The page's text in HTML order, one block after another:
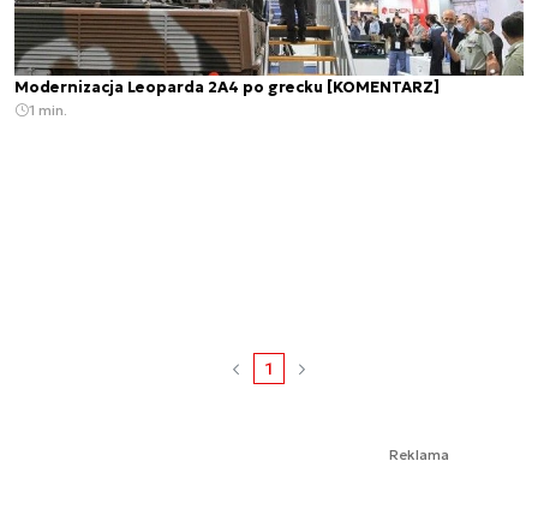
Modernizacja Leoparda 2A4 po grecku [KOMENTARZ]
1 min.
1
Reklama